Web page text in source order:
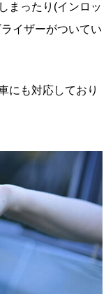
まったり(インロッ
イザーがついてい
にも対応しており